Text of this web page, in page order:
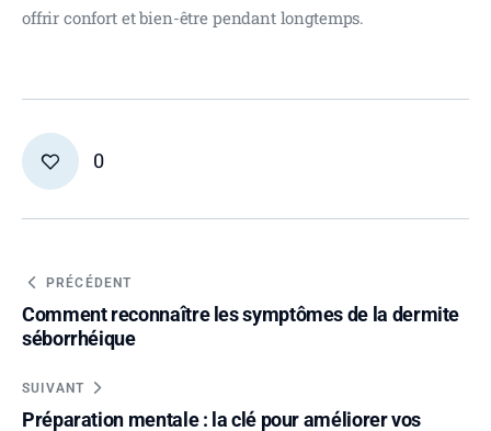
offrir confort et bien-être pendant longtemps.
0
PRÉCÉDENT
Comment reconnaître les symptômes de la dermite
séborrhéique
SUIVANT
Préparation mentale : la clé pour améliorer vos